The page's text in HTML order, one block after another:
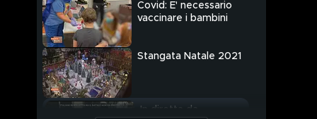
Covid: E' necessario
vaccinare i bambini
Stangata Natale 2021
In diretta da